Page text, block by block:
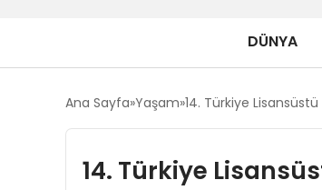
DÜNYA
Ana Sayfa Yaşam 14. Türkiye
14. Türkiye